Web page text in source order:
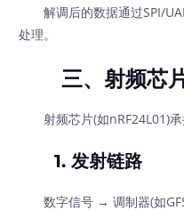
解调后的数据通过SPI/
处理。
三、射频芯
射频芯片(如nRF24L01)承
1.发射链路
数字信号 → 调制器(如